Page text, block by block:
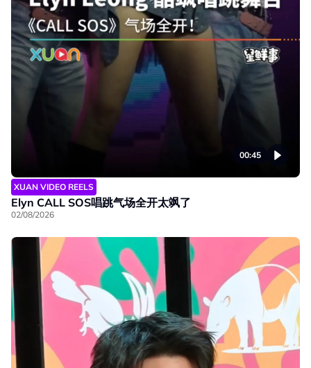
00:45
XUAN VIDEO REELS
Elyn CALL SOS唱跳气场全开太飒了
02/08/2026